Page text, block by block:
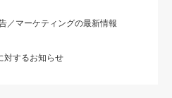
／マーケティングの最新情報
対するお知らせ